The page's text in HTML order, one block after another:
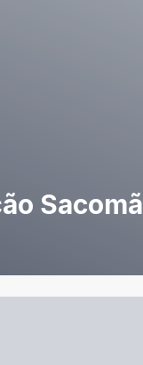
Sacomã